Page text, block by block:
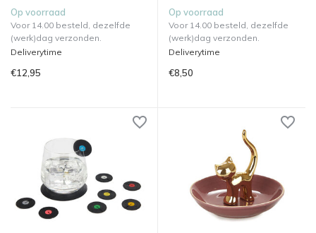
Op voorraad
Voor 14.00 besteld, dezelfde
(werk)dag verzonden.
Deliverytime
€12,95
Op voorraad
Voor 14.00 besteld, dezelfde
(werk)dag verzonden.
Deliverytime
€8,50